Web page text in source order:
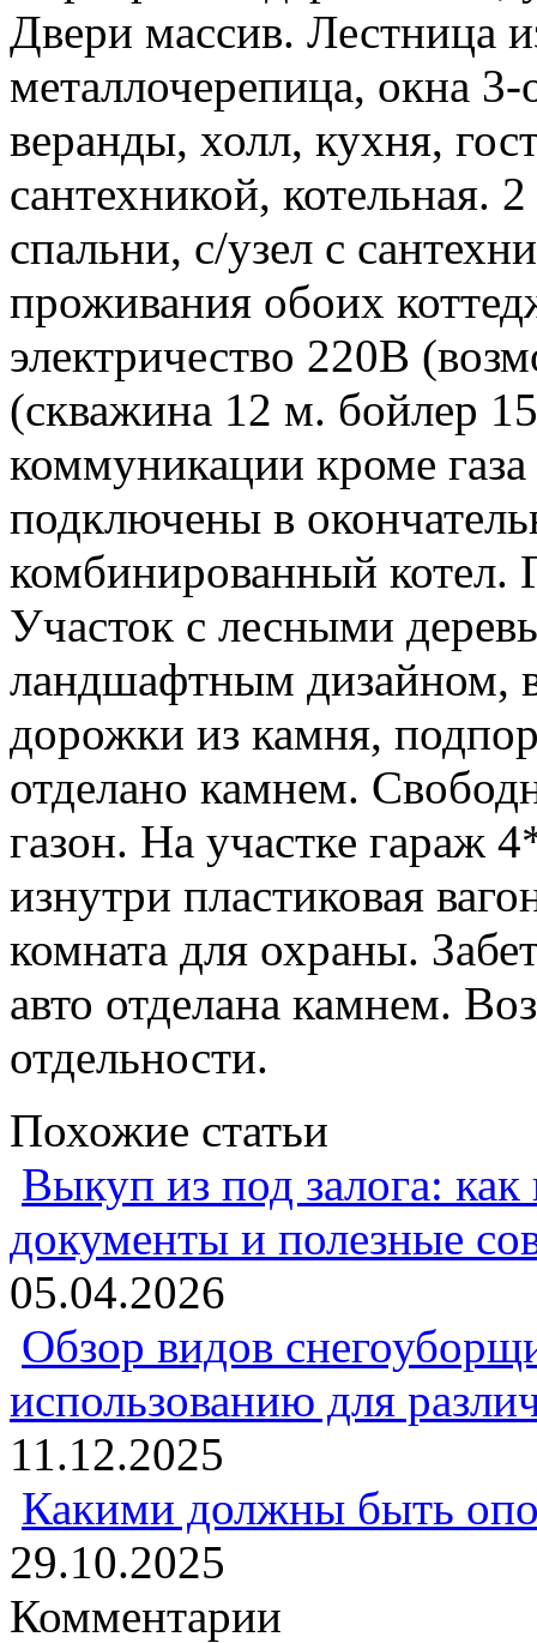
Двери массив. Лестница
металлочерепица, окна
веранды, холл, кухня,
сантехникой, котельная.
спальни, с/узел с
проживания обоих
электричество 220В
(скважина 12 м. бойлер
коммуникации кроме
подключены в
комбинированный котел.
Участок с лесными
ландшафтным дизайном,
дорожки из камня,
отделано камнем.
газон. На участке гараж
изнутри пластиковая
комната для охраны.
авто отделана камнем.
отдельности.
Похожие статьи
Выкуп из под залога:
документы и полезные
05.04.2026
Обзор видов
использованию для
11.12.2025
Какими должны быть
29.10.2025
Комментарии